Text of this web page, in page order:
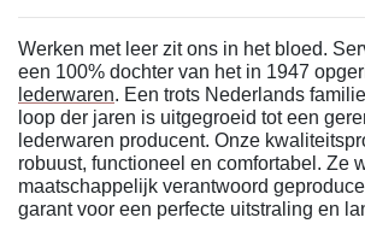
Werken met leer zit ons in het bloed.
een 100% dochter van het in 1947
lederwaren. Een trots Nederlands
loop der jaren is uitgegroeid tot een
lederwaren producent. Onze
robuust, functioneel en comfortabel. Ze
maatschappelijk verantwoord
garant voor een perfecte uitstraling en